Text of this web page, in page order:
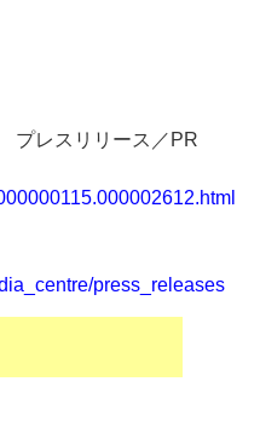
プレスリリース／PR
press_releases